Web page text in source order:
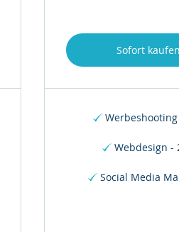
Sofort kaufen
Werbeshooting
Webdesign -
Social Media